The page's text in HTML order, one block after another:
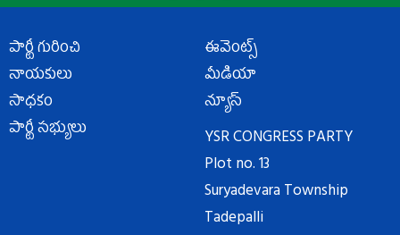
పార్టీ గురించి
నాయకులు
సాధకం
పార్టీ సభ్యులు
ఈవెంట్స్
మీడియా
న్యూస్
YSR CONGRESS PARTY
Plot no. 13
Suryadevara Township
Tadepalli